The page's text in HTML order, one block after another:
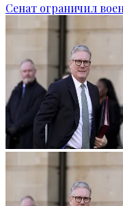
Сенат ограничил